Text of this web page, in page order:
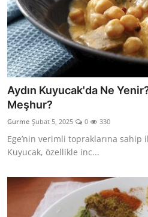
Aydın Kuyucak'da Ne
Meşhur?
Gurme Şubat 5, 2025 0 330
Ege’nin verimli topraklarına
Kuyucak, özellikle inc...